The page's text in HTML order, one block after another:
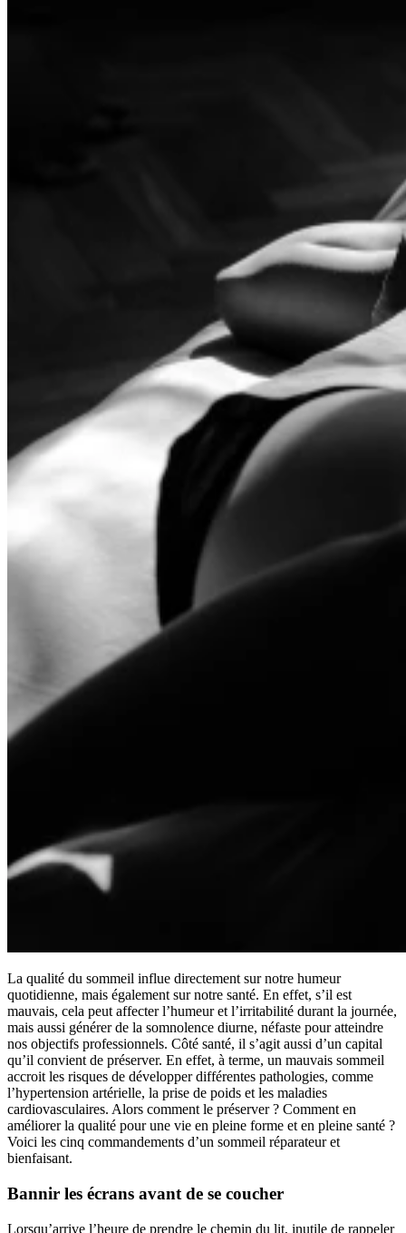
La qualité du sommeil influe directement sur notre humeur
quotidienne, mais également sur notre santé. En effet, s’il est
mauvais, cela peut affecter l’humeur et l’irritabilité durant la journée,
mais aussi générer de la somnolence diurne, néfaste pour atteindre
nos objectifs professionnels. Côté santé, il s’agit aussi d’un capital
qu’il convient de préserver. En effet, à terme, un mauvais sommeil
accroit les risques de développer différentes pathologies, comme
l’hypertension artérielle, la prise de poids et les maladies
cardiovasculaires. Alors comment le préserver ? Comment en
améliorer la qualité pour une vie en pleine forme et en pleine santé ?
Voici les cinq commandements d’un sommeil réparateur et
bienfaisant.
Bannir les écrans avant de se coucher
Lorsqu’arrive l’heure de prendre le chemin du lit, inutile de rappeler